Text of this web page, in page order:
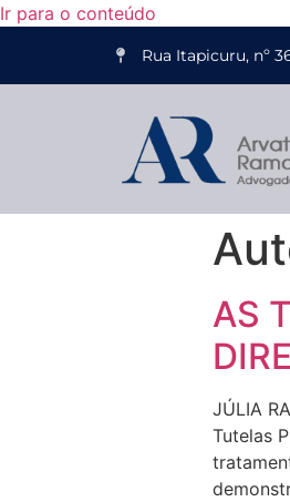
Ir para o conteúdo
Rua Itapicuru, nº
AS
JÚLIA
Tutelas